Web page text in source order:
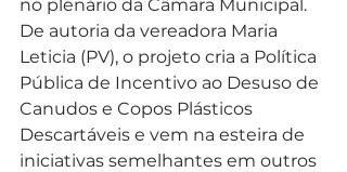
no plenário da Câmara Municipal.
De autoria da vereadora Maria
Leticia (PV), o projeto cria a Política
Pública de Incentivo ao Desuso de
Canudos e Copos Plásticos
Descartáveis e vem na esteira de
iniciativas semelhantes em outros